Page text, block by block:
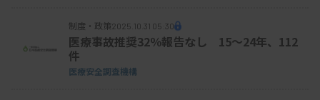
制度・政策2025.10.31 05:30
医療事故推奨32％報告なし 15～24年、112
件
医療安全調査機構